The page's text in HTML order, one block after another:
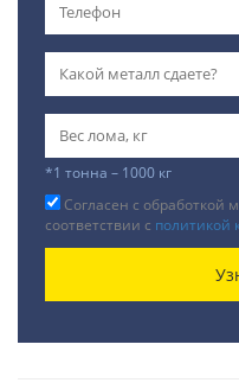
*1 тонна – 1000 кг
Согласен с обработкой
соответствии с политикой